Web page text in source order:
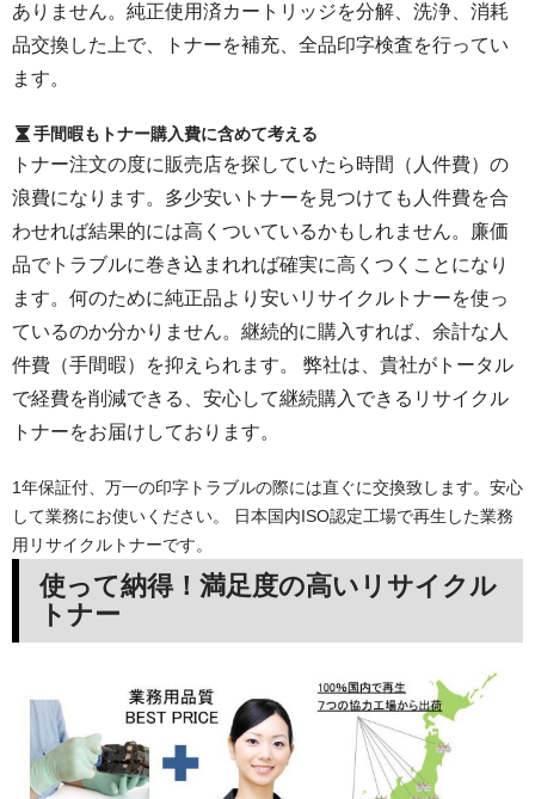
ありません。純正使用済カートリッジを分解、洗浄、消耗
品交換した上で、トナーを補充、全品印字検査を行ってい
ます。
手間暇もトナー購入費に含めて考える
トナー注文の度に販売店を探していたら時間（人件費）の
浪費になります。多少安いトナーを見つけても人件費を合
わせれば結果的には高くついているかもしれません。廉価
品でトラブルに巻き込まれれば確実に高くつくことになり
ます。何のために純正品より安いリサイクルトナーを使っ
ているのか分かりません。継続的に購入すれば、余計な人
件費（手間暇）を抑えられます。 弊社は、貴社がトータル
で経費を削減できる、安心して継続購入できるリサイクル
トナーをお届けしております。
1年保証付、万一の印字トラブルの際には直ぐに交換致します。安心
して業務にお使いください。 日本国内ISO認定工場で再生した業務
用リサイクルトナーです。
使って納得！満足度の高いリサイクル
トナー